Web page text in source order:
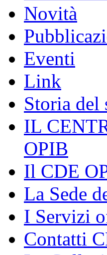
Novità
Eventi
Link
Storia del
IL
OPIB
Il CDE
La Sede
I Servizi
Contatti